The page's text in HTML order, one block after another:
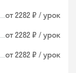
от 2282 ₽ / урок
от 2282 ₽ / урок
от 2282 ₽ / урок